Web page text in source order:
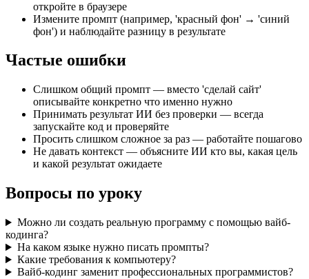
откройте в браузере
Измените промпт (например, 'красный фон' → 'синий
фон') и наблюдайте разницу в результате
Частые ошибки
Слишком общий промпт — вместо 'сделай сайт'
описывайте конкретно что именно нужно
Принимать результат ИИ без проверки — всегда
запускайте код и проверяйте
Просить слишком сложное за раз — работайте пошагово
Не давать контекст — объясните ИИ кто вы, какая цель
и какой результат ожидаете
Вопросы по уроку
Можно ли создать реальную программу с помощью вайб-
кодинга?
На каком языке нужно писать промпты?
Какие требования к компьютеру?
Вайб-кодинг заменит профессиональных программистов?